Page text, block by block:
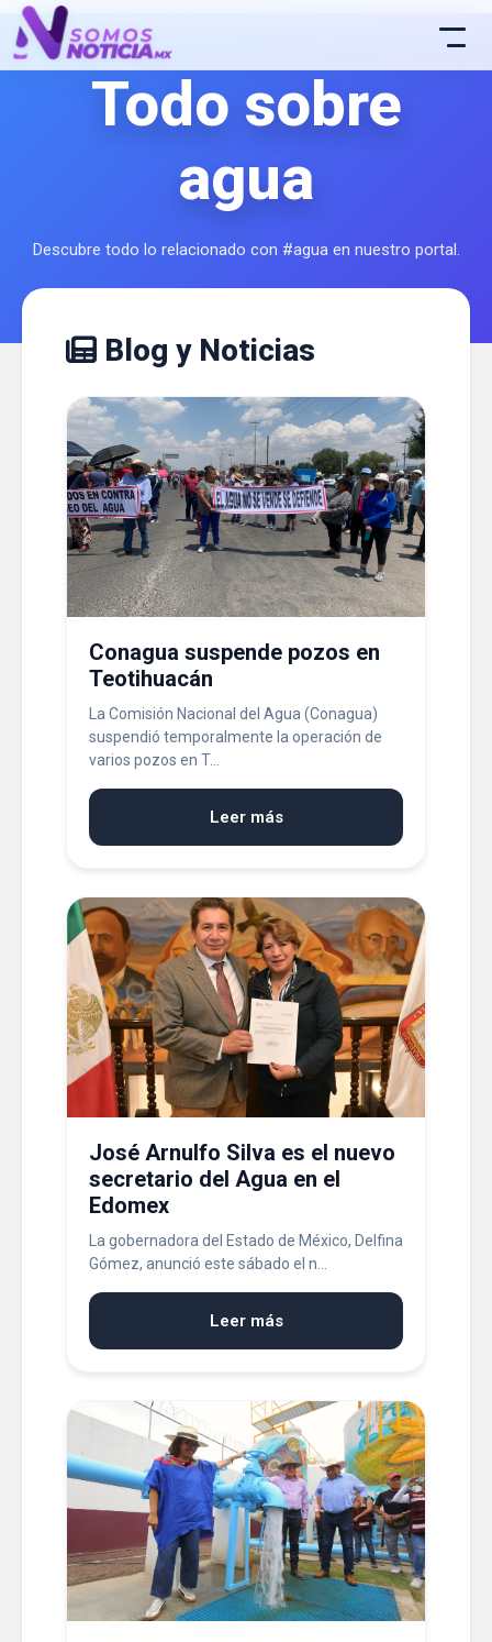
Todo sobre
agua
Descubre todo lo relacionado con #agua en nuestro portal.
Blog y Noticias
Conagua suspende pozos en
Teotihuacán
La Comisión Nacional del Agua (Conagua)
suspendió temporalmente la operación de
varios pozos en T...
Leer más
José Arnulfo Silva es el nuevo
secretario del Agua en el
Edomex
La gobernadora del Estado de México, Delfina
Gómez, anunció este sábado el n...
Leer más